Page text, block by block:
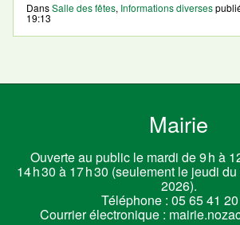
DansSalle des fêtes, Informations diverses
19:13
Mairie
Ouverte au public le mardi de 9 h à
14 h 30 à 17 h 30 (seulement le jeudi
2026).
Téléphone : 05 65 41
Courrier électronique :